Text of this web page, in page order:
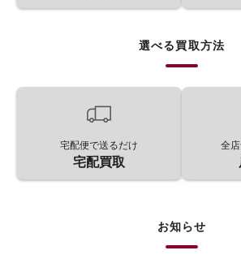
選べる買取方法
宅配便で送るだけ
宅配買取
全
お知らせ